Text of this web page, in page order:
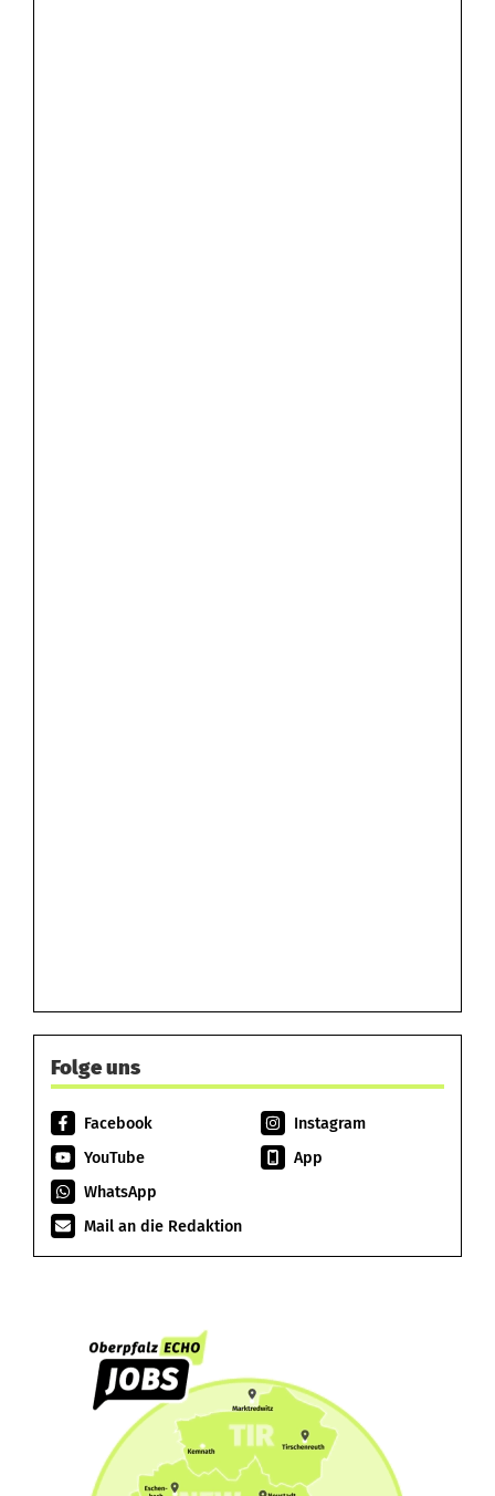
Folge uns
Facebook
Instagram
YouTube
App
WhatsApp
Mail an die Redaktion